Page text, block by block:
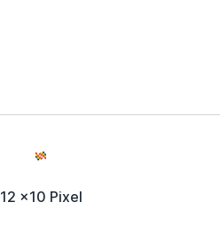
12 x10 Pixel